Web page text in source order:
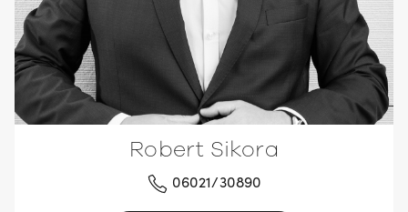
Robert Sikora
06021/30890